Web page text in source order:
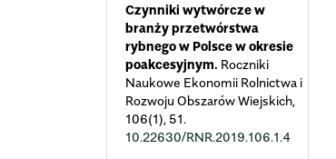
Czynniki wytwórcze w
branży przetwórstwa
rybnego w Polsce w okresie
poakcesyjnym. Roczniki
Naukowe Ekonomii Rolnictwa i
Rozwoju Obszarów Wiejskich,
106(1), 51.
10.22630/RNR.2019.106.1.4